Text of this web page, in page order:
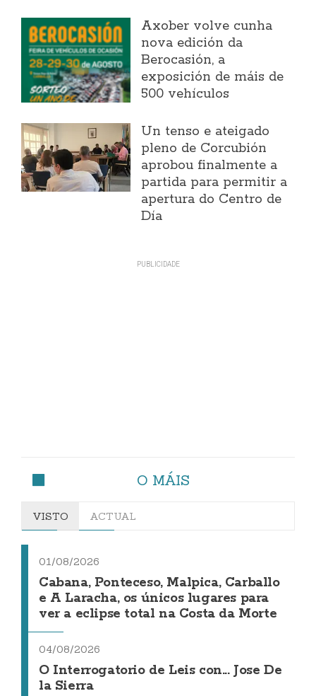
Axober volve cunha
nova edición da
Berocasión, a
exposición de máis de
500 vehículos
Un tenso e ateigado
pleno de Corcubión
aprobou finalmente a
partida para permitir a
apertura do Centro de
Día
O MÁIS
VISTO ACTUAL
01/08/2026
Cabana, Ponteceso, Malpica, Carballo
e A Laracha, os únicos lugares para
ver a eclipse total na Costa da Morte
04/08/2026
O Interrogatorio de Leis con... Jose De
la Sierra